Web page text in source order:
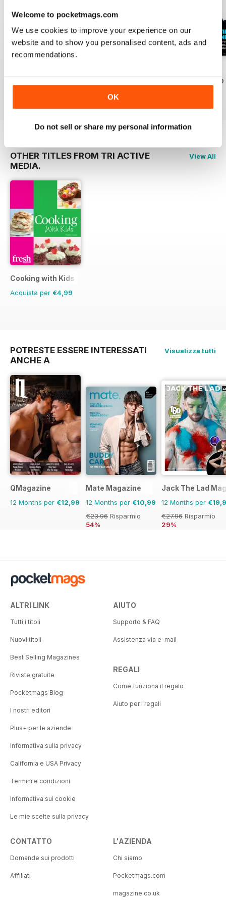
Welcome to pocketmags.com
We use cookies to improve your experience on our
website and to show you personalised content, ads and
recommendations.
OK
Do not sell or share my personal information
Al carrello
€2,49
OTHER TITLES FROM TRI ACTIVE
MEDIA.
View All
Cooking with Kids
Acquista per €4,99
POTRESTE ESSERE INTERESSATI
ANCHE A
Visualizza tutti
QMagazine
12 Months per €12,99
Mate Magazine
12 Months per €10,99
€23.96 Risparmio
54%
Jack The Lad
12 Months per
€27.96 Risparmio
29%
ALTRI LINK
Tutti i titoli
Nuovi titoli
Best Selling Magazines
Riviste gratuite
Pocketmags Blog
I nostri editori
Plus+ per le aziende
Informativa sulla privacy
California e USA Privacy
Termini e condizioni
Informativa sui cookie
Le mie scelte sulla privacy
AIUTO
Supporto & FAQ
Assistenza via e-mail
REGALI
Come funziona il regalo
Aiuto per i regali
CONTATTO
Domande sui prodotti
Affiliati
L'AZIENDA
Chi siamo
Pocketmags.com
magazine.co.uk